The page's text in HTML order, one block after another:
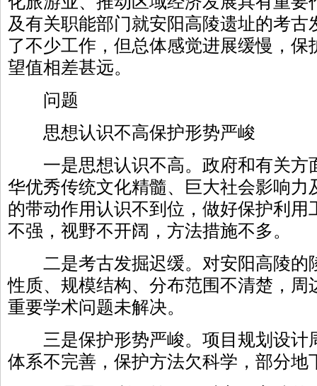
及有关职能部门就安阳高陵遗址的考
了不少工作，但总体感觉进展缓慢，
望值相差甚远。
问题
思想认识不高保护形势严峻
一是思想认识不高。政府和有关方
华优秀传统文化精髓、巨大社会影响力
的带动作用认识不到位，做好保护利用
不强，视野不开阔，方法措施不多。
二是考古发掘迟缓。对安阳高陵的
性质、规模结构、分布范围不清楚，周
重要学术问题未解决。
三是保护形势严峻。项目规划设计
体系不完善，保护方法欠科学，部分地